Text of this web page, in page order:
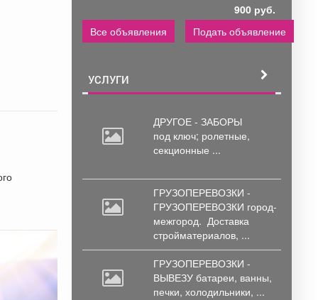
900 руб.
Все объявления
Подать объявление
УСЛУГИ
ДРУГОЕ - ЗАБОРЫ
под ключ; ролетные,
секционные ...
ГРУЗОПЕРЕВОЗКИ -
ГРУЗОПЕРЕВОЗКИ город-
межгород. Доставка
стройматериалов, ...
ГРУЗОПЕРЕВОЗКИ -
ВЫВЕЗУ батареи, ванны,
печки, холодильники, ...